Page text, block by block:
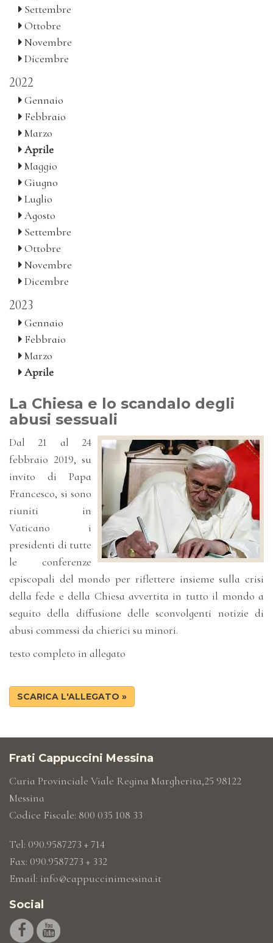
Settembre
Ottobre
Novembre
Dicembre
2022
Gennaio
Febbraio
Marzo
Aprile
Maggio
Giugno
Luglio
Agosto
Settembre
Ottobre
Novembre
Dicembre
2023
Gennaio
Febbraio
Marzo
Aprile
La Chiesa e lo scandalo degli
abusi sessuali
Dal 21 al 24
febbraio 2019, su
invito di Papa
Francesco, si sono
riuniti in
Vaticano i
presidenti di tutte
le conferenze
episcopali del mondo per riflettere insieme sulla crisi
della fede e della Chiesa avvertita in tutto il mondo a
seguito della diffusione delle sconvolgenti notizie di
abusi commessi da chierici su minori.
testo completo in allegato
SCARICA L'ALLEGATO »
Frati Cappuccini Messina
Curia Provinciale Viale Regina Margherita,25 98122
Messina
Codice Fiscale: 800 035 108 33
Tel: 090.9587273 + 714
Fax: 090.9587273 + 332
Email: info@cappuccinimessina.it
Social